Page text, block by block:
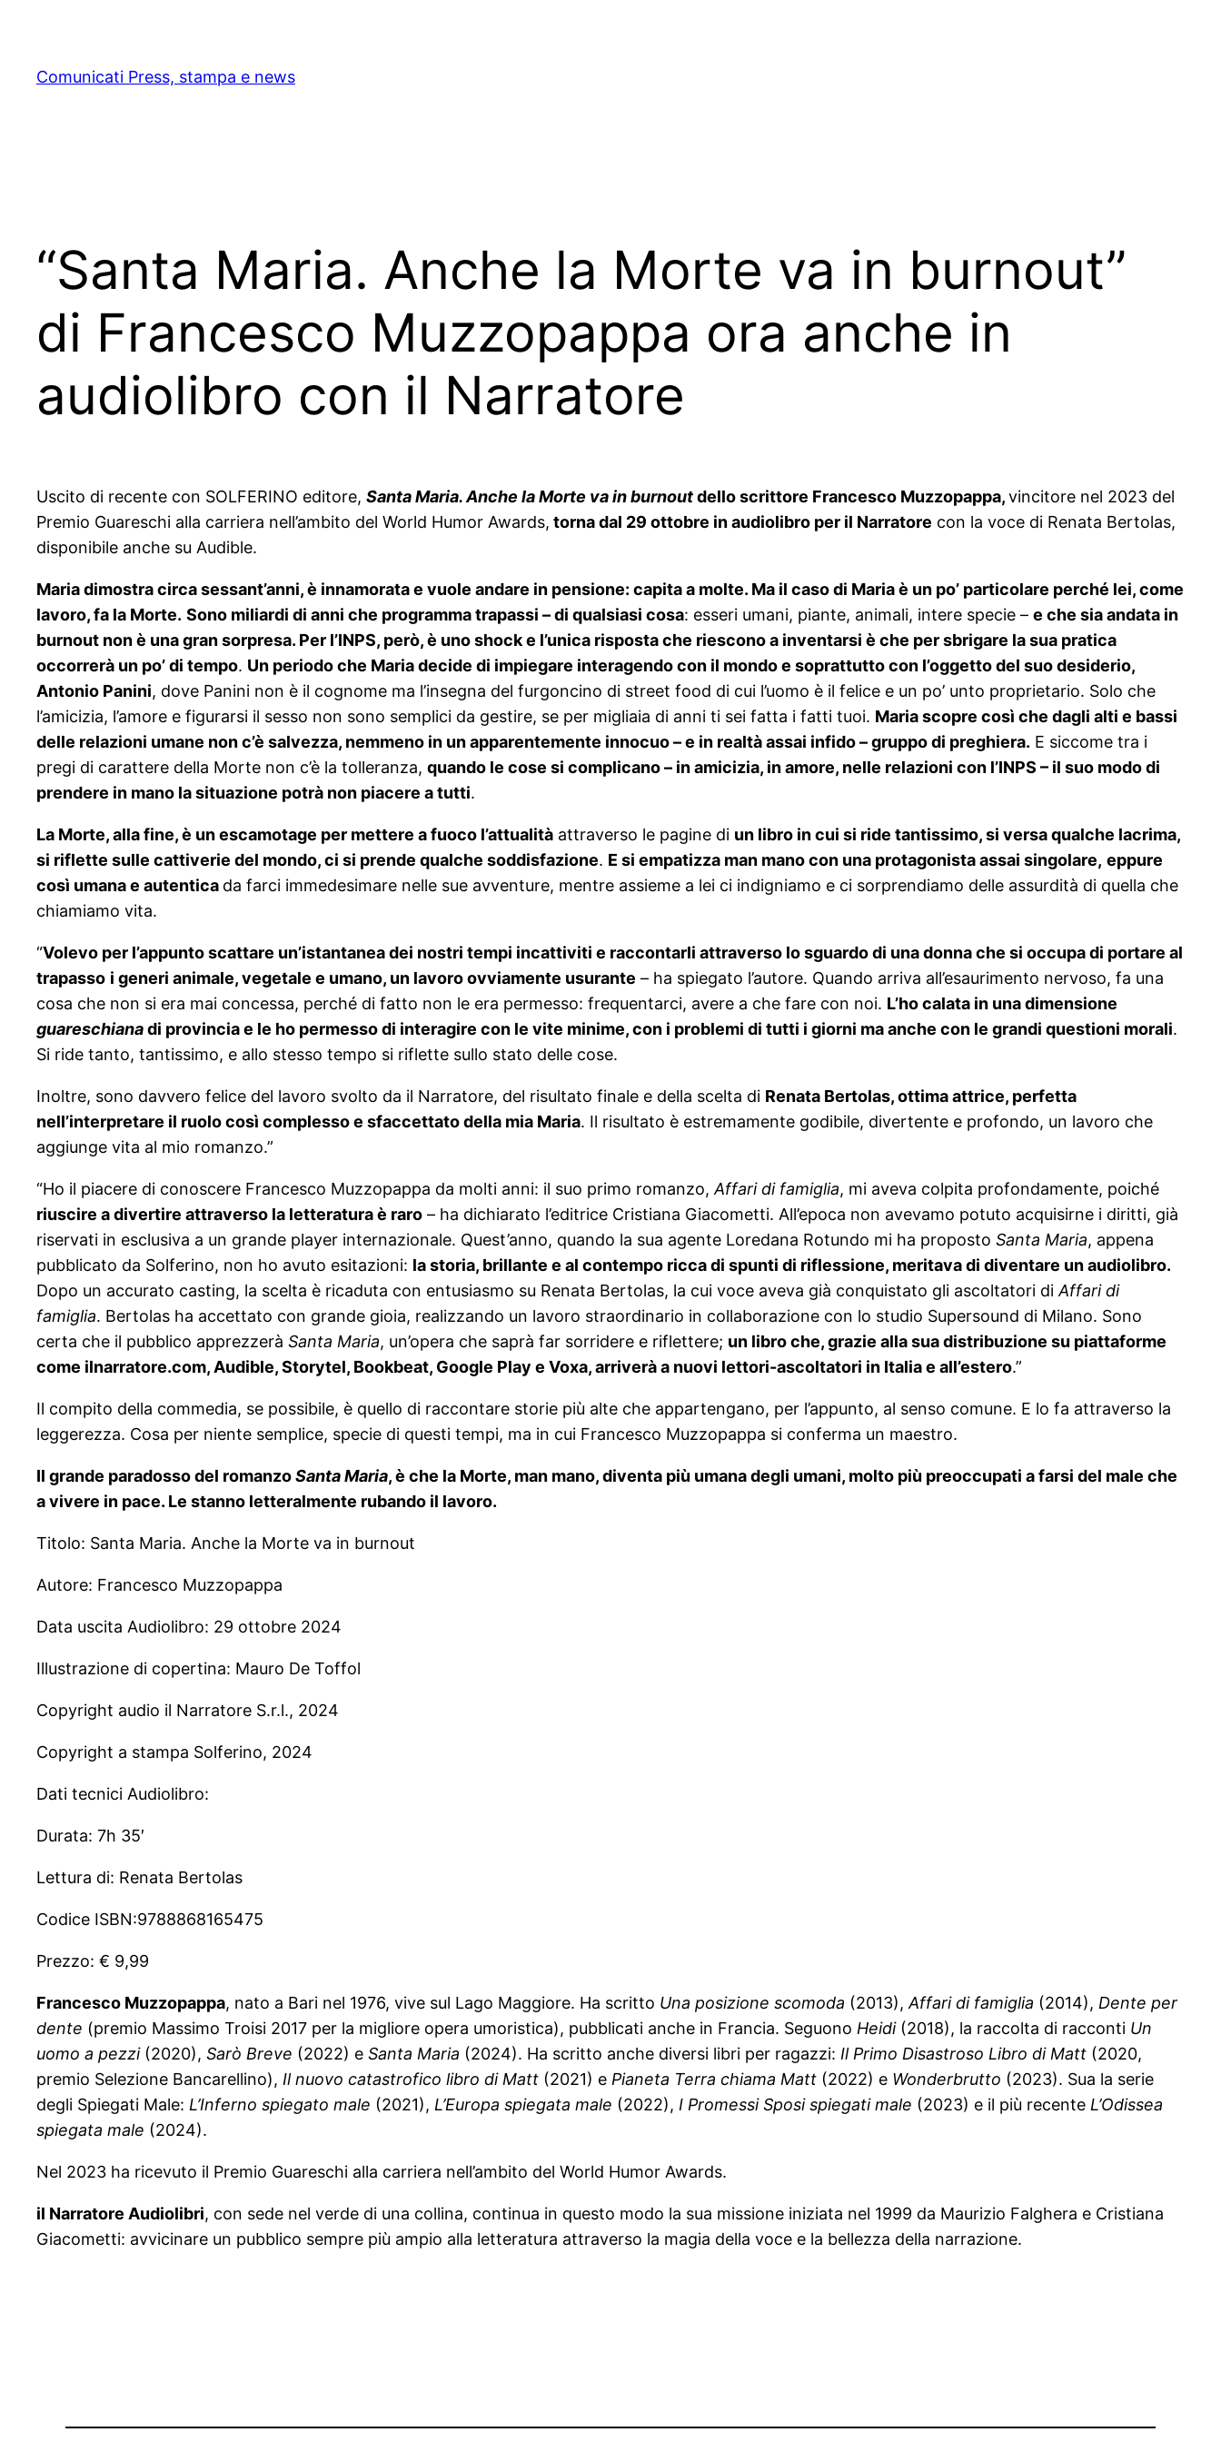
content
Comunicati Press, stampa e news
“Santa Maria. Anche la Morte va in burnout”
di Francesco Muzzopappa ora anche in
audiolibro con il Narratore
Uscito di recente con SOLFERINO editore, Santa Maria. Anche la Morte va in burnoutdello scrittore Francesco Muzzopappa,vincitore nel 2023 del
Premio Guareschi alla carriera nell’ambito del World Humor Awards, torna dal 29 ottobre in audiolibro per il Narratore con la voce di Renata Bertolas,
disponibile anche su Audible.
Maria dimostra circa sessant’anni, è innamorata e vuole andare in pensione: capita a molte. Ma il caso di Maria è un po’ particolare perché lei, come
lavoro, fa la Morte. Sono miliardi di anni che programma trapassi – di qualsiasi cosa: esseri umani, piante, animali, intere specie – e che sia andata in
burnout non è una gran sorpresa. Per l’INPS, però, è uno shock e l’unica risposta che riescono a inventarsi è che per sbrigare la sua pratica
occorrerà un po’ di tempo. Un periodo che Maria decide di impiegare interagendo con il mondo e soprattutto con l’oggetto del suo desiderio,
Antonio Panini, dove Panini non è il cognome ma l’insegna del furgoncino di street food di cui l’uomo è il felice e un po’ unto proprietario. Solo che
l’amicizia, l’amore e figurarsi il sesso non sono semplici da gestire, se per migliaia di anni ti sei fatta i fatti tuoi. Maria scopre così che dagli alti e bassi
delle relazioni umane non c’è salvezza, nemmeno in un apparentemente innocuo – e in realtà assai infido – gruppo di preghiera. E siccome tra i
pregi di carattere della Morte non c’è la tolleranza, quando le cose si complicano – in amicizia, in amore, nelle relazioni con l’INPS – il suo modo di
prendere in mano la situazione potrà non piacere a tutti.
La Morte, alla fine, è un escamotage per mettere a fuoco l’attualità attraverso le pagine di un libro in cui si ride tantissimo, si versa qualche lacrima,
si riflette sulle cattiverie del mondo, ci si prende qualche soddisfazione. E si empatizza man mano con una protagonista assai singolare, eppure
così umana e autentica da farci immedesimare nelle sue avventure, mentre assieme a lei ci indigniamo e ci sorprendiamo delle assurdità di quella che
chiamiamo vita.
“Volevo per l’appunto scattare un’istantanea dei nostri tempi incattiviti e raccontarli attraverso lo sguardo di una donna che si occupa di portare al
trapasso i generi animale, vegetale e umano, un lavoro ovviamente usurante – ha spiegato l’autore. Quando arriva all’esaurimento nervoso, fa una
cosa che non si era mai concessa, perché di fatto non le era permesso: frequentarci, avere a che fare con noi. L’ho calata in una dimensione
guareschianadi provincia e le ho permesso di interagire con le vite minime, con i problemi di tutti i giorni ma anche con le grandi questioni morali.
Si ride tanto, tantissimo, e allo stesso tempo si riflette sullo stato delle cose.
Inoltre, sono davvero felice del lavoro svolto da il Narratore, del risultato finale e della scelta di Renata Bertolas, ottima attrice, perfetta
nell’interpretare il ruolo così complesso e sfaccettato della mia Maria. Il risultato è estremamente godibile, divertente e profondo, un lavoro che
aggiunge vita al mio romanzo.”
“Ho il piacere di conoscere Francesco Muzzopappa da molti anni: il suo primo romanzo,Affari di famiglia, mi aveva colpita profondamente, poiché
riuscire a divertire attraverso la letteratura è raro – ha dichiarato l’editrice Cristiana Giacometti. All’epoca non avevamo potuto acquisirne i diritti, già
riservati in esclusiva a un grande player internazionale. Quest’anno, quando la sua agente Loredana Rotundo mi ha proposto Santa Maria, appena
pubblicato da Solferino, non ho avuto esitazioni: la storia, brillante e al contempo ricca di spunti di riflessione, meritava di diventare un audiolibro.
Dopo un accurato casting, la scelta è ricaduta con entusiasmo su Renata Bertolas, la cui voce aveva già conquistato gli ascoltatori diAffari di
famiglia. Bertolas ha accettato con grande gioia, realizzando un lavoro straordinario in collaborazione con lo studio Supersound di Milano. Sono
certa che il pubblico apprezzerà Santa Maria, un’opera che saprà far sorridere e riflettere; un libro che, grazie alla sua distribuzione su piattaforme
come ilnarratore.com, Audible, Storytel, Bookbeat, Google Play e Voxa, arriverà a nuovi lettori-ascoltatori in Italia e all’estero.”
Il compito della commedia, se possibile, è quello di raccontare storie più alte che appartengano, per l’appunto, al senso comune. E lo fa attraverso la
leggerezza. Cosa per niente semplice, specie di questi tempi, ma in cui Francesco Muzzopappa si conferma un maestro.
Il grande paradosso del romanzoSanta Maria, è che la Morte, man mano, diventa più umana degli umani, molto più preoccupati a farsi del male che
a vivere in pace. Le stanno letteralmente rubando il lavoro.
Titolo: Santa Maria. Anche la Morte va in burnout
Autore: Francesco Muzzopappa
Data uscita Audiolibro: 29 ottobre 2024
Illustrazione di copertina: Mauro De Toffol
Copyright audio il Narratore S.r.l., 2024
Copyright a stampa Solferino, 2024
Dati tecnici Audiolibro:
Durata: 7h 35′
Lettura di: Renata Bertolas
Codice ISBN:9788868165475
Prezzo: € 9,99
Francesco Muzzopappa, nato a Bari nel 1976, vive sul Lago Maggiore. Ha scritto Una posizione scomoda (2013),Affari di famiglia (2014), Dente per
dente (premio Massimo Troisi 2017 per la migliore opera umoristica), pubblicati anche in Francia. Seguono Heidi(2018), la raccolta di racconti Un
uomo a pezzi(2020), Sarò Breve (2022) e Santa Maria (2024). Ha scritto anche diversi libri per ragazzi: Il Primo Disastroso Libro di Matt (2020,
premio Selezione Bancarellino), Il nuovo catastrofico libro di Matt (2021) e Pianeta Terra chiama Matt (2022) e Wonderbrutto (2023). Sua la serie
degli Spiegati Male: L’Inferno spiegato male (2021), L’Europa spiegata male (2022), I Promessi Sposi spiegati male (2023) e il più recente L’Odissea
spiegata male (2024).
Nel 2023 ha ricevuto il Premio Guareschi alla carriera nell’ambito del World Humor Awards.
il Narratore Audiolibri, con sede nel verde di una collina, continua in questo modo la sua missione iniziata nel 1999 da Maurizio Falghera e Cristiana
Giacometti: avvicinare un pubblico sempre più ampio alla letteratura attraverso la magia della voce e la bellezza della narrazione.